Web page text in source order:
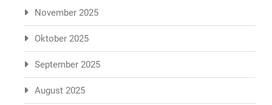
November 2025
Oktober 2025
September 2025
August 2025